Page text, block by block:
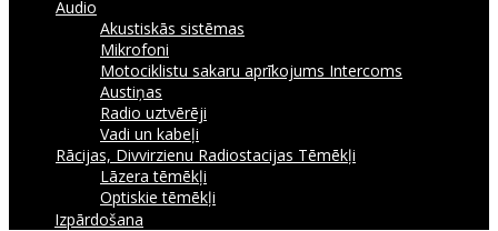
Audio
Akustiskās sistēmas
Mikrofoni
Motociklistu sakaru aprīkojums Intercoms
Austiņas
Radio uztvērēji
Vadi un kabeļi
Rācijas, Divvirzienu Radiostacijas Tēmēkļi
Lāzera tēmēkļi
Optiskie tēmēkļi
Izpārdošana